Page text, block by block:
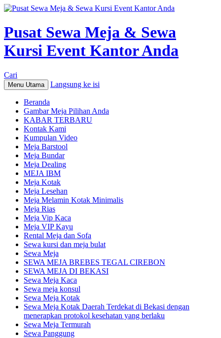
Pusat Sewa Meja & Sewa
Kursi Event Kantor Anda
Cari
Menu Utama Langsung ke isi
Beranda
Gambar Meja Pilihan Anda
KABAR TERBARU
Kontak Kami
Kumpulan Video
Meja Barstool
Meja Bundar
Meja Dealing
MEJA IBM
Meja Kotak
Meja Lesehan
Meja Melamin Kotak Minimalis
Meja Rias
Meja Vip Kaca
Meja VIP Kayu
Rental Meja dan Sofa
Sewa kursi dan meja bulat
Sewa Meja
SEWA MEJA BREBES TEGAL CIREBON
SEWA MEJA DI BEKASI
Sewa Meja Kaca
Sewa meja konsul
Sewa Meja Kotak
Sewa Meja Kotak Daerah Terdekat di Bekasi dengan
menerapkan protokol kesehatan yang berlaku
Sewa Meja Termurah
Sewa Panggung